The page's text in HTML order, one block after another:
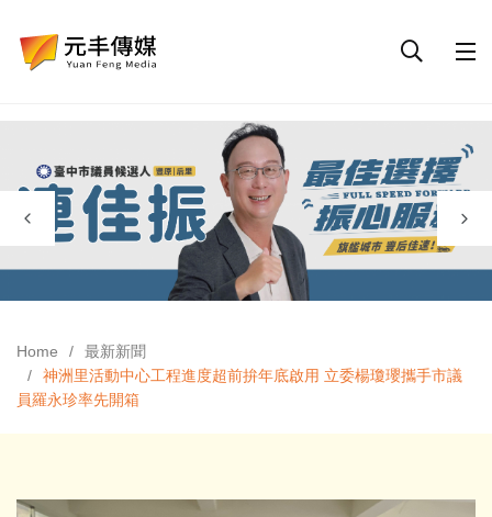
Home
最新新聞
神洲里活動中心工程進度超前拚年底啟用 立委楊瓊瓔攜手市議
員羅永珍率先開箱